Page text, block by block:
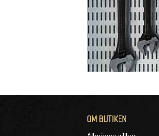
OM BUTIKEN